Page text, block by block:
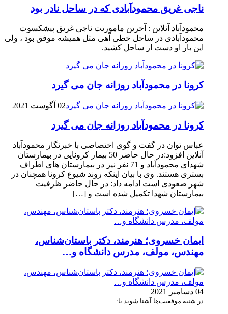
ناجی غریق محمودآبادی که در ساحل نادر بود
محمودآباد آنلاین : آخرین ماموریت ناجی غریق پیشکسوت
محمودآبادی در ساحل خطی آهی مثل همیشه موفق بود ، ولی
این بار او دست از ساحل کشید.
کرونا در محمودآباد روزانه جان می گیرد
02 آگوست 2021
کرونا در محمودآباد روزانه جان می گیرد
عباس توان در گفت و گوی اختصاصی با خبرنگار محمودآباد
آنلاین افزود:در حال حاضر 50 بیمار کرونایی در بیمارستان
شهدای محمودآباد و 71 نفر نیز در بیمارستان های اطراف
بستری هستند. وی با بیان اینکه روند شیوع کرونا همچنان در
شهر صعودی است ادامه داد: در حال حاضر ظرفیت
بیمارستان شهدا تکمیل شده است و […]
ایمان خسروی؛ هنرمند، دکتر باستان‌شناس،
مهندس، مولف، مدرس دانشگاه و…
04 دسامبر 2021
در شنبه موفقیت‌ها آشنا شوید با: